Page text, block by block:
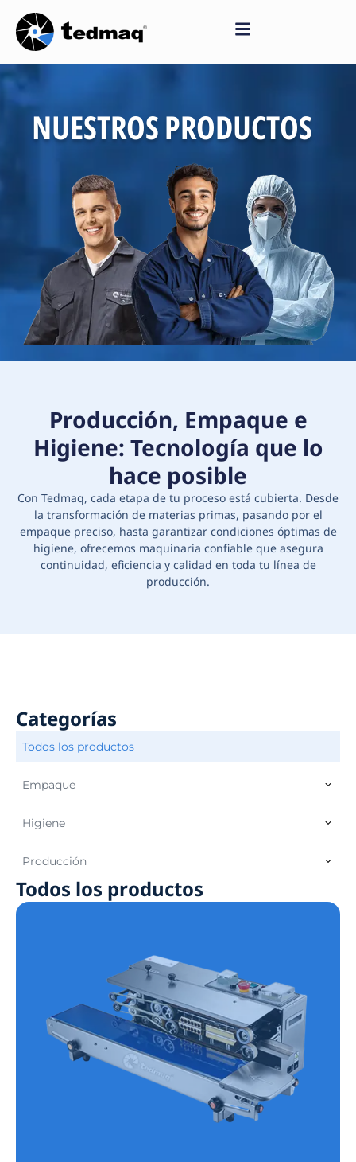
Saltar
al
contenido
NUESTROS PRODUCTOS
Producción, Empaque e
Higiene: Tecnología que lo
hace posible
Con Tedmaq, cada etapa de tu proceso está cubierta. Desde
la transformación de materias primas, pasando por el
empaque preciso, hasta garantizar condiciones óptimas de
higiene, ofrecemos maquinaria confiable que asegura
continuidad, eficiencia y calidad en toda tu línea de
producción.
Categorías
Empaque
Higiene
Producción
Todos los productos
Todos los productos